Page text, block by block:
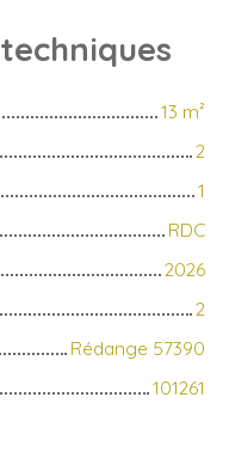
techniques
13 m²
2
1
RDC
2026
2
Rédange 57390
101261